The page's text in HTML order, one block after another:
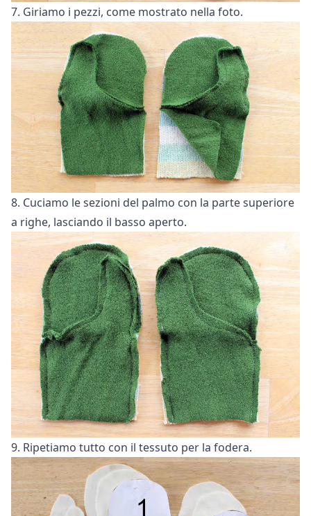
7. Giriamo i pezzi, come mostrato nella foto.
8. Cuciamo le sezioni del palmo con la parte superiore
a righe, lasciando il basso aperto.
9. Ripetiamo tutto con il tessuto per la fodera.